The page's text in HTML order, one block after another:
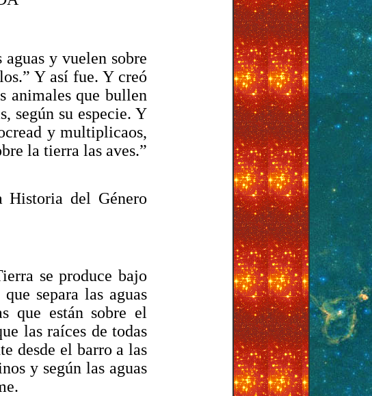
y vuelen sobre
Y así fue. Y creó
animales que bullen
según su especie. Y
y multiplicaos,
la tierra las aves.”
del Género
se produce bajo
separa las aguas
que están sobre el
las raíces de todas
desde el barro a las
y según las aguas